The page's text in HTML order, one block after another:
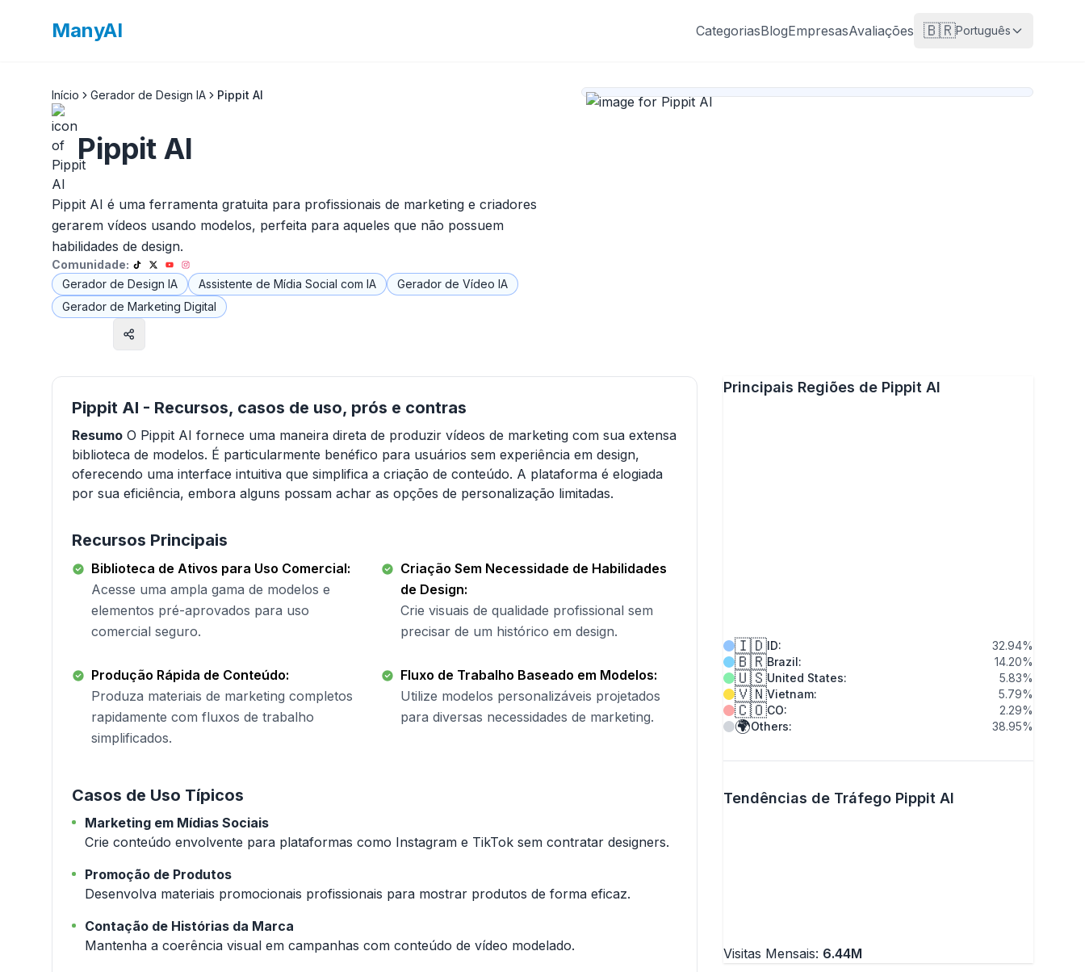
ManyAI CategoriasBlogEmpresasAvaliações 🇧🇷Português
Início Gerador de Design IA Pippit AI
Pippit AI
Pippit AI é uma ferramenta gratuita para profissionais de marketing e criadores
gerarem vídeos usando modelos, perfeita para aqueles que não possuem
habilidades de design.
Comunidade:
Gerador de Design IA
Assistente de Mídia Social com IA
Gerador de Vídeo IA
Gerador de Marketing Digital
Pippit AI - Recursos, casos de uso, prós e contras
Resumo O Pippit AI fornece uma maneira direta de produzir vídeos de marketing com sua extensa
biblioteca de modelos. É particularmente benéfico para usuários sem experiência em design,
oferecendo uma interface intuitiva que simplifica a criação de conteúdo. A plataforma é elogiada
por sua eficiência, embora alguns possam achar as opções de personalização limitadas.
Recursos Principais
Biblioteca de Ativos para Uso Comercial:
Acesse uma ampla gama de modelos e
elementos pré-aprovados para uso
comercial seguro.
Criação Sem Necessidade de Habilidades
de Design:
Crie visuais de qualidade profissional sem
precisar de um histórico em design.
Produção Rápida de Conteúdo:
Produza materiais de marketing completos
rapidamente com fluxos de trabalho
simplificados.
Fluxo de Trabalho Baseado em Modelos:
Utilize modelos personalizáveis projetados
para diversas necessidades de marketing.
Casos de Uso Típicos
Marketing em Mídias Sociais
Crie conteúdo envolvente para plataformas como Instagram e TikTok sem contratar designers.
Promoção de Produtos
Desenvolva materiais promocionais profissionais para mostrar produtos de forma eficaz.
Contação de Histórias da Marca
Mantenha a coerência visual em campanhas com conteúdo de vídeo modelado.
Principais Regiões de Pippit AI
🇮🇩ID: 32.94%
🇧🇷Brazil: 14.20%
🇺🇸United States: 5.83%
🇻🇳Vietnam: 5.79%
🇨🇴CO: 2.29%
🌍Others: 38.95%
Tendências de Tráfego Pippit AI
Visitas Mensais: 6.44M